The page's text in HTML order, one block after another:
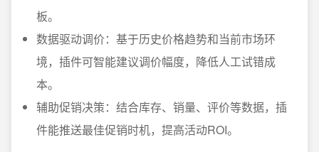
板。
数据驱动调价：基于历史价格趋势和当前市场环
境，插件可智能建议调价幅度，降低人工试错成
本。
辅助促销决策：结合库存、销量、评价等数据，插
件能推送最佳促销时机，提高活动ROI。